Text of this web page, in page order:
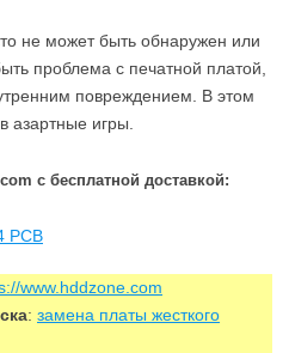
не может быть обнаружен или
проблема с печатной платой,
повреждением. В этом
азартные игры.
с бесплатной доставкой:
PCB
www.hddzone.com
: замена платы жесткого